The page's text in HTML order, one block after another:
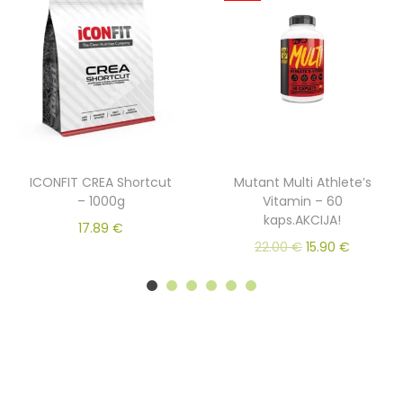
ICONFIT CREA Shortcut
– 1000g
17.89 €
Mutant Multi Athlete’s
Vitamin – 60
kaps.AKCIJA!
22.00€ 15.90 €